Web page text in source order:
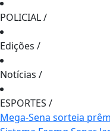
POLICIAL/
Edições /
Notícias /
ESPORTES /
Mega-Sena sorteia